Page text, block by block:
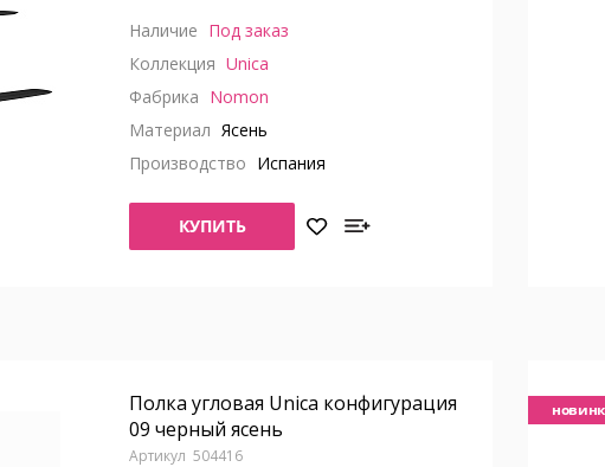
Наличие Под заказ
Коллекция Unica
Фабрика Nomon
Материал Ясень
Производство Испания
КУПИТЬ
Полка угловая Unica конфигурация
09 черный ясень
504416